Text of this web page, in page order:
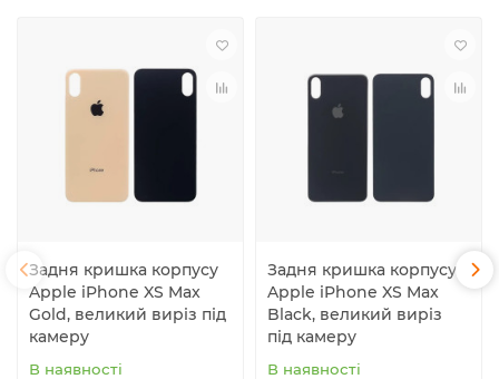
Задня кришка корпусу
Apple iPhone XS Max
Gold, великий виріз під
камеру
В наявності
Задня кришка корпусу
Apple iPhone XS Max
Black, великий виріз
під камеру
В наявності